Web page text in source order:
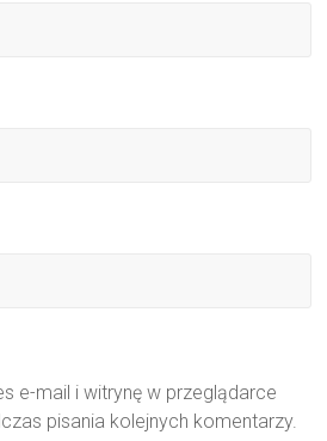
e-mail i witrynę w przeglądarce
pisania kolejnych komentarzy.